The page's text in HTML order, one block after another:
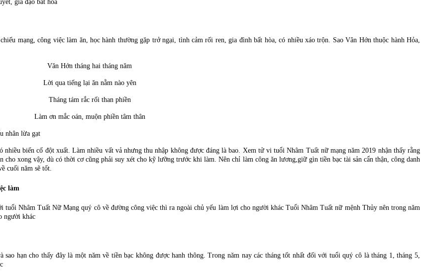
gia đạo bất hòa
mạng, công việc làm ăn, học hành thường gặp trở ngại, tình cảm rối ren, gia đình bất hòa, có nhiều xáo trộn. Sao Vân Hớn thuộc hành Hỏa,
Văn Hớn tháng hai tháng năm
Lời qua tiếng lại ăn nằm nào yên
Tháng tám rắc rối than phiền
Làm ơn mắc oán, muộn phiền tâm thân
nhân lừa gạt
biến cố đột xuất. Làm nhiều vất vả nhưng thu nhập không được đáng là bao. Xem tử vi tuổi Nhâm Tuất nữ mạng năm 2019 nhận thấy rằng
cho xong vậy, dù có thời cơ cũng phải suy xét cho kỹ lưỡng trước khi làm. Nên chỉ làm công ăn lương,giữ gìn tiền bạc tài sản cẩn thận, công danh
cuối năm sẽ tốt.
làm
Nhâm Tuất Nữ Mạng quý cô về đường công việc thì ra ngoài chủ yếu làm lợi cho người khác Tuổi Nhâm Tuất nữ mệnh Thủy nên trong năm
người khác
hạn cho thấy đây là một năm về tiền bạc không được hanh thông. Trong năm nay các tháng tốt nhất đối với tuổi quý cô là tháng 1, tháng 5,